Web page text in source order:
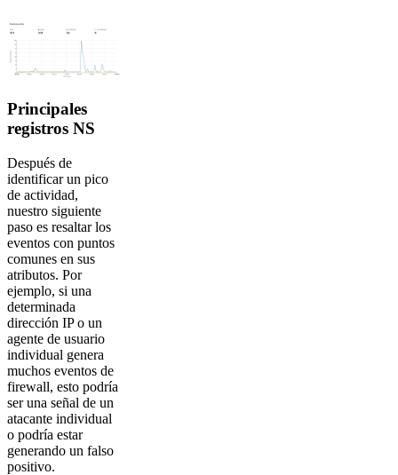
Principales
registros NS
Después de
identificar un pico
de actividad,
nuestro siguiente
paso es resaltar los
eventos con puntos
comunes en sus
atributos. Por
ejemplo, si una
determinada
dirección IP o un
agente de usuario
individual genera
muchos eventos de
firewall, esto podría
ser una señal de un
atacante individual
o podría estar
generando un falso
positivo.